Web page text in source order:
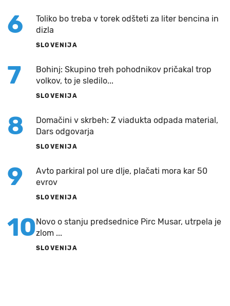
6
Toliko bo treba v torek odšteti za liter bencina in
dizla
SLOVENIJA
7
Bohinj: Skupino treh pohodnikov pričakal trop
volkov, to je sledilo...
SLOVENIJA
8
Domačini v skrbeh: Z viadukta odpada material,
Dars odgovarja
SLOVENIJA
9
Avto parkiral pol ure dlje, plačati mora kar 50
evrov
SLOVENIJA
10Novo o stanju predsednice Pirc Musar, utrpela je
zlom ...
SLOVENIJA